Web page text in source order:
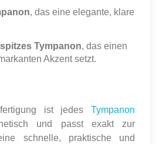
, das eine elegante, klare
Tympanon, das einen
Akzent setzt.
ist jedes Tympanon
und passt exakt zur
schnelle, praktische und